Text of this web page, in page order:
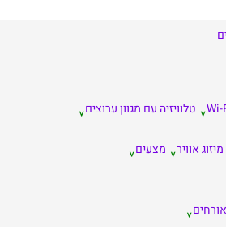
Wi- טלוויזיה עם מגוון ערוצים
מיזוג אוויר מצעים